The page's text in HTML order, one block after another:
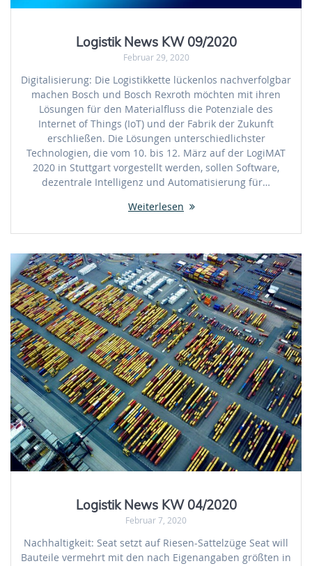
Logistik News KW 09/2020
Februar 29, 2020
Digitalisierung: Die Logistikkette lückenlos nachverfolgbar
machen Bosch und Bosch Rexroth möchten mit ihren
Lösungen für den Materialfluss die Potenziale des
Internet of Things (IoT) und der Fabrik der Zukunft
erschließen. Die Lösungen unterschiedlichster
Technologien, die vom 10. bis 12. März auf der LogiMAT
2020 in Stuttgart vorgestellt werden, sollen Software,
dezentrale Intelligenz und Automatisierung für…
Weiterlesen
Logistik News KW 04/2020
Februar 7, 2020
Nachhaltigkeit: Seat setzt auf Riesen-Sattelzüge Seat will
Bauteile vermehrt mit den nach Eigenangaben größten in